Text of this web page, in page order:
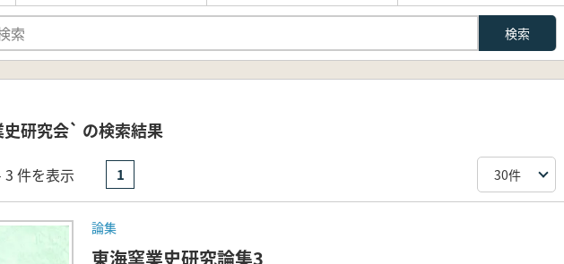
研究会` の検索結果
件を表示 1
論集
東海窯業史研究論集3